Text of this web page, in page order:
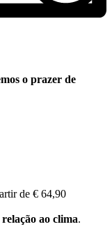
o prazer de
de € 64,90
ao clima.